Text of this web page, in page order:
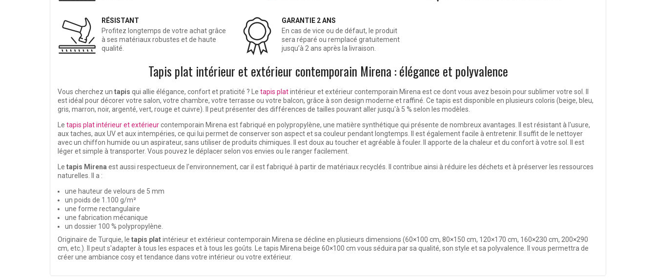
RÉSISTANT
Profitez longtemps de votre achat grâce
à ses matériaux robustes et de haute
qualité.
GARANTIE 2 ANS
En cas de vice ou de défaut, le produit
sera réparé ou remplacé gratuitement
jusqu’à 2 ans après la livraison.
Tapis plat intérieur et extérieur contemporain Mirena : élégance et polyvalence
Vous cherchez un tapis qui allie élégance, confort et praticité ? Le tapis platintérieur et extérieur contemporain Mirena est ce dont vous avez besoin pour sublimer votre sol. Il
est idéal pour décorer votre salon, votre chambre, votre terrasse ou votre balcon, grâce à son design moderne et raffiné. Ce tapis est disponible en plusieurs coloris (beige, bleu,
gris, marron, noir, argenté, vert, rouge et cuivre). Il peut présenter des différences de tailles pouvant aller jusqu'à 5 % selon les modèles.
Le tapis plat intérieur et extérieurcontemporain Mirena estfabriqué en polypropylène, une matière synthétique qui présente de nombreux avantages. Il est résistant à l'usure,
aux taches, aux UV et aux intempéries, ce qui lui permet de conserver son aspect et sa couleur pendant longtemps. Il est égalementfacile à entretenir. Il suffit de le nettoyer
avec un chiffon humide ou un aspirateur, sans utiliser de produits chimiques. Il est doux au toucher et agréable à fouler. Il apporte de la chaleur et du confortà votre sol. Il est
léger et simple à transporter. Vous pouvez le déplacer selon vos envies ou le ranger facilement.
Le tapis Mirena est aussi respectueux de l'environnement, car il est fabriqué à partir de matériaux recyclés. Il contribue ainsi à réduire les déchets et à préserver les ressources
naturelles. Il a :
une hauteur de velours de 5 mm
un poids de 1.100 g/m²
une forme rectangulaire
une fabrication mécanique
un dossier 100 % polypropylène.
Originaire de Turquie, le tapis platintérieur et extérieur contemporain Mirena se décline en plusieurs dimensions (60×100 cm, 80×150 cm, 120×170 cm, 160×230 cm, 200×290
cm, etc.). Il peut s'adapter à tous les espaces et à tous les goûts. Le tapis Mirena beige 60×100 cm vous séduira par sa qualité, son style et sa polyvalence. Il vous permettra de
créer une ambiance cosy et tendance dans votre intérieur ou votre extérieur.